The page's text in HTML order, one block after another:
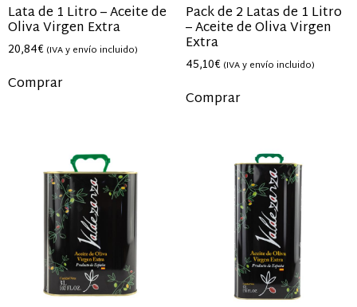
Lata de 1 Litro – Aceite de
Oliva Virgen Extra
20,84€ (IVA y envío incluido)
Comprar
Pack de 2 Latas de 1 Litro
– Aceite de Oliva Virgen
Extra
45,10€ (IVA y envío incluido)
Comprar